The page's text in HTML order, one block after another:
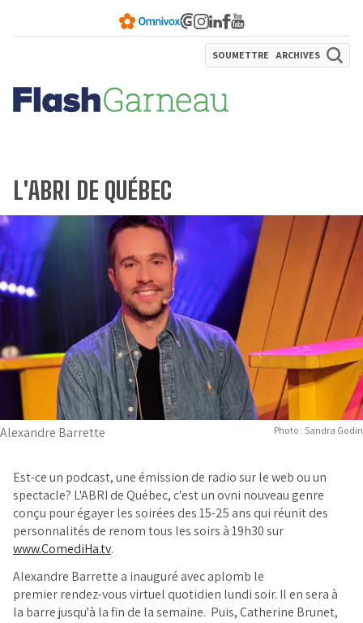
SOUMETTRE ARCHIVES
L'ABRI DE QUÉBEC
Alexandre Barrette Photo : Sandra Godin
Est-ce un podcast, une émission de radio sur le web ou un
spectacle? L'ABRI de Québec, c'est un ovni nouveau genre
conçu pour égayer les soirées des 15-25 ans qui réunit des
personnalités de renom tous les soirs à 19h30 sur
www.ComediHa.tv.
Alexandre Barrette a inauguré avec aplomb le
premier rendez-vous virtuel quotidien lundi soir. Il en sera à
la barre jusqu'à la fin de la semaine. Puis, Catherine Brunet,